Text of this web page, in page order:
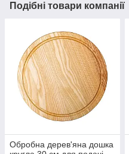
Подібні товари компанії
Обробна дерев'яна дошка